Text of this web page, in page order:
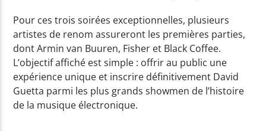
Pour ces trois soirées exceptionnelles, plusieurs
artistes de renom assureront les premières parties,
dontArmin van Buuren, Fisher et Black Coffee.
L’objectif affiché est simple : offrir au public une
expérience unique et inscrire définitivement David
Guetta parmi les plus grands showmen de l’histoire
de la musique électronique.